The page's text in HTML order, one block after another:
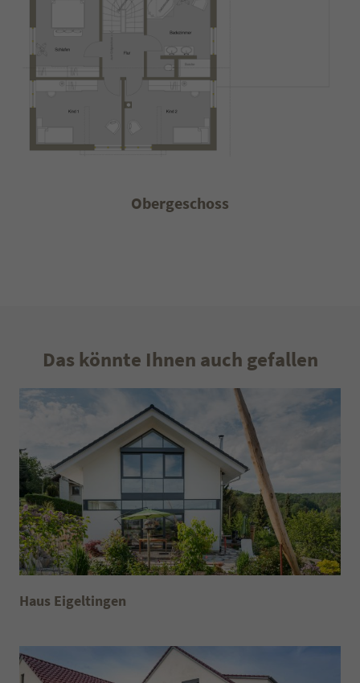
Obergeschoss
Das könnte Ihnen auch gefallen
Haus Eigeltingen
Traumhaus mit herrlichem Ausblick